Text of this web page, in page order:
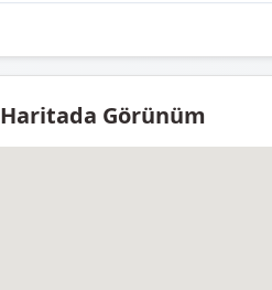
Haritada Görünüm